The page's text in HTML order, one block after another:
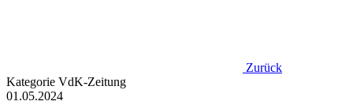
Zurück
Kategorie VdK-Zeitung
01.05.2024